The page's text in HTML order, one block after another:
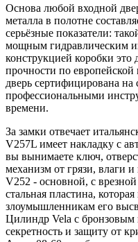
Основа любой входной
металла в полотне
серьёзные показатели:
мощным гидравлическим
конструкцией коробки
прочности по европейской
дверь сертифицирована на
профессиональными
времени.
За замки отвечает
V257L имеет накладку с
вы вынимаете ключ,
механизм от грязи, влаги
V252 - основной, с
стальная пластина,
злоумышленникам его
Цилиндр Vela с
секретность и защиту от